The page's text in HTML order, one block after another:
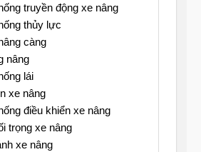
truyền động xe nâng
thủy lực
càng
nâng
lái
xe nâng
điều khiển xe nâng
trọng xe nâng
xe nâng